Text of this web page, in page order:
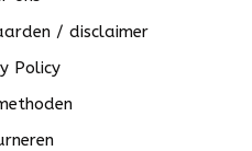
/ disclaimer
Policy